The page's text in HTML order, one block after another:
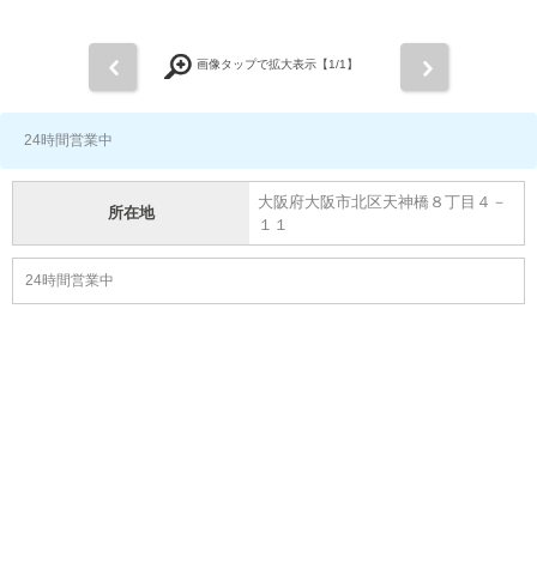
画像タップで拡大表示【1/1】
24時間営業中
所在地
大阪府大阪市北区天神橋８丁目４－
１１
24時間営業中